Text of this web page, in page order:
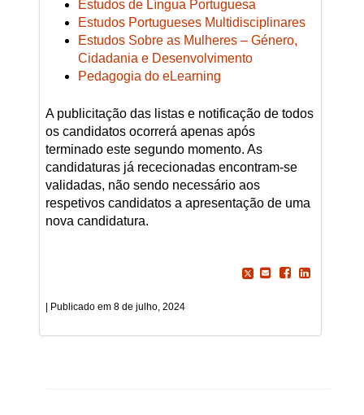
Estudos de Língua Portuguesa
Estudos Portugueses Multidisciplinares
Estudos Sobre as Mulheres – Género,
Cidadania e Desenvolvimento
Pedagogia do eLearning
A publicitação das listas e notificação de todos
os candidatos ocorrerá apenas após
terminado este segundo momento. As
candidaturas já rececionadas encontram-se
validadas, não sendo necessário aos
respetivos candidatos a apresentação de uma
nova candidatura.
8 de julho, 2024